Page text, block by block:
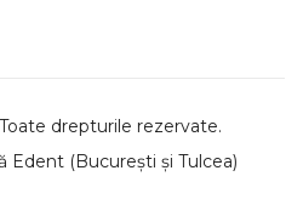
Edent (București și Tulcea)
drepturile rezervate.